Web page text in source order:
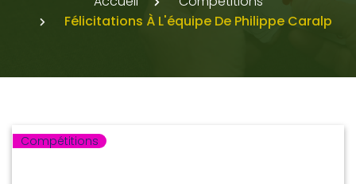
Félicitations À L'équipe De Philippe Caralp
Compétitions